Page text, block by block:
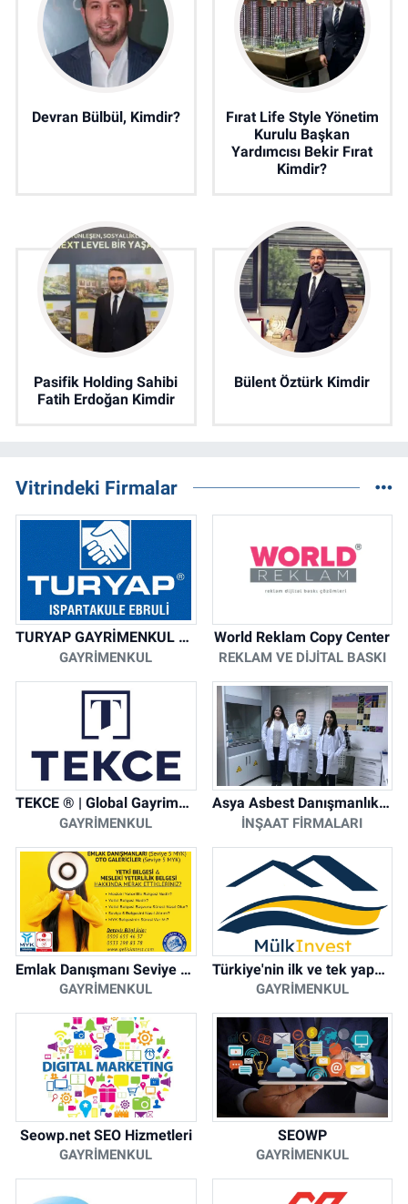
Devran Bülbül, Kimdir?
Fırat Life Style Yönetim
Kurulu Başkan
Yardımcısı Bekir Fırat
Kimdir?
Pasifik Holding Sahibi
Fatih Erdoğan Kimdir
Bülent Öztürk Kimdir
Vitrindeki Firmalar
TURYAP GAYRİMENKUL DANIŞMANLIK HİZMETLERİ
GAYRIMENKUL
World Reklam Copy Center
REKLAM VE DIJITAL BASKI
TEKCE ® | Global Gayrimenkul Şirketi
GAYRIMENKUL
Asya Asbest Danışmanlık - Asbest Söküm ve Asbest Raporu
İNŞAAT FIRMALARI
Emlak Danışmanı Seviye 5 Mesleki Yeterlilik Belgesi
GAYRIMENKUL
Türkiye'nin ilk ve tek yapay zeka destekli arsa ilan platformu
GAYRIMENKUL
Seowp.net SEO Hizmetleri
GAYRIMENKUL
SEOWP
GAYRIMENKUL